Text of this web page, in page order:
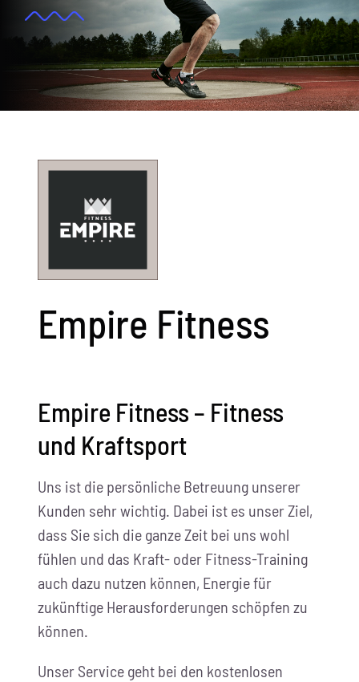
Kontakt
Empire Fitness
Empire Fitness – Fitness
und Kraftsport
Uns ist die persönliche Betreuung unserer
Kunden sehr wichtig. Dabei ist es unser Ziel,
dass Sie sich die ganze Zeit bei uns wohl
fühlen und das Kraft- oder Fitness-Training
auch dazu nutzen können, Energie für
zukünftige Herausforderungen schöpfen zu
können.
Unser Service geht bei den kostenlosen